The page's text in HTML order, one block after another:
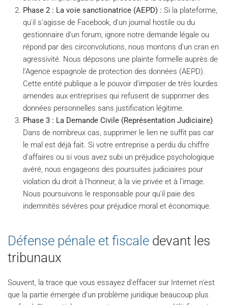
Phase 2 : La voie sanctionatrice (AEPD) : Si la plateforme,
qu'il s'agisse de Facebook, d'un journal hostile ou du
gestionnaire d'un forum, ignore notre demande légale ou
répond par des circonvolutions, nous montons d'un cran en
agressivité. Nous déposons une plainte formelle auprès de
l'Agence espagnole de protection des données (AEPD).
Cette entité publique a le pouvoir d'imposer de très lourdes
amendes aux entreprises qui refusent de supprimer des
données personnelles sans justification légitime.
Phase 3 : La Demande Civile (Représentation Judiciaire)
Dans de nombreux cas, supprimer le lien ne suffit pas car
le mal est déjà fait. Si votre entreprise a perdu du chiffre
d'affaires ou si vous avez subi un préjudice psychologique
avéré, nous engageons des poursuites judiciaires pour
violation du droit à l'honneur, à la vie privée et à l'image.
Nous poursuivons le responsable pour qu'il paie des
indemnités sévères pour préjudice moral et économique.
Défense pénale et fiscale devant les
tribunaux
Souvent, la trace que vous essayez d'effacer sur Internet n'est
que la partie émergée d'un problème juridique beaucoup plus